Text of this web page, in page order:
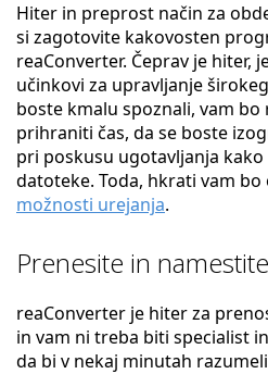
Hiter in preprost način za
si zagotovite kakovosten
reaConverter. Čeprav je hiter,
učinkovi za upravljanje
boste kmalu spoznali, vam
prihraniti čas, da se boste
pri poskusu ugotavljanja kako
datoteke. Toda, hkrati vam
možnosti urejanja.
Prenesite in
reaConverter je hiter za
in vam ni treba biti specialist
da bi v nekaj minutah